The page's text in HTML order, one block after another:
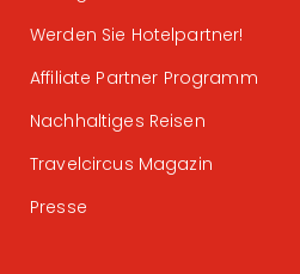
Werden Sie Hotelpartner!
Affiliate Partner Programm
Nachhaltiges Reisen
Travelcircus Magazin
Presse